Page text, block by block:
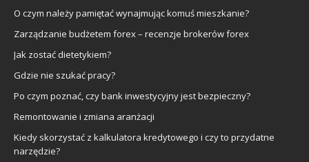
O czym należy pamiętać wynajmując komuś mieszkanie?
Zarządzanie budżetem forex – recenzje brokerów forex
Jak zostać dietetykiem?
Gdzie nie szukać pracy?
Po czym poznać, czy bank inwestycyjny jest bezpieczny?
Remontowanie i zmiana aranżacji
Kiedy skorzystać z kalkulatora kredytowego i czy to przydatne
narzędzie?